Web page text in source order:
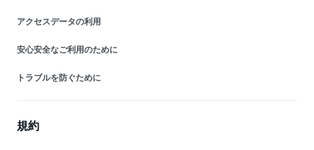
アクセスデータの利用
安心安全なご利用のために
トラブルを防ぐために
規約